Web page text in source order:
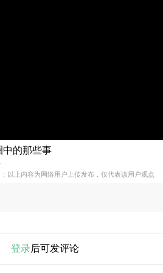
中的那些事
以上内容为网络用户上传发布，仅代表该用户观点
登录后可发评论